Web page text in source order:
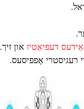
אַידעס דעפּיאַטיז און זיך.
רעגיסטרי אָפפיסעס.